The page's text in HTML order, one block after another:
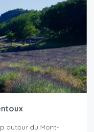
autour du Mont-